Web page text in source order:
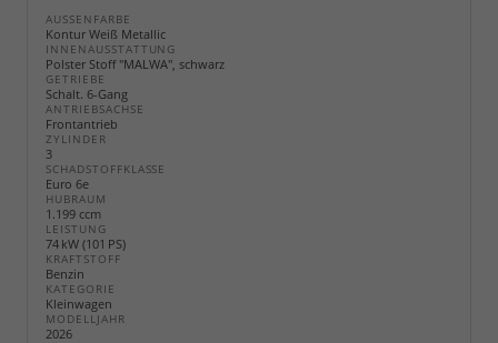
AUSSENFARBE
Kontur Weiß Metallic
INNENAUSSTATTUNG
Polster Stoff "MALWA", schwarz
GETRIEBE
Schalt. 6-Gang
ANTRIEBSACHSE
Frontantrieb
ZYLINDER
3
SCHADSTOFFKLASSE
Euro 6e
HUBRAUM
1.199 ccm
LEISTUNG
74 kW (101 PS)
KRAFTSTOFF
Benzin
KATEGORIE
Kleinwagen
MODELLJAHR
2026